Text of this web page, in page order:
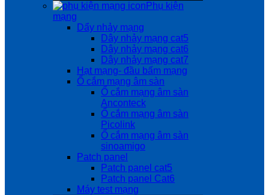
Phụ kiện
mạng
Dẩy nhảy mạng
Dây nhảy mạng cat5
Dây nhảy mạng cat6
Dây nhảy mạng cat7
Hạt mạng- đầu bấm mạng
Ổ cắm mạng âm sàn
Ổ cắm mạng âm sàn
Anconteck
Ổ cắm mạng âm sàn
Picolink
Ổ cắm mạng âm sàn
sinoamigo
Patch panel
Patch panel cat5
Patch panel Cat6
Máy test mạng